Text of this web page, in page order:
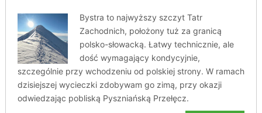
Bystra to najwyższy szczyt Tatr
Zachodnich, położony tuż za granicą
polsko-słowacką. Łatwy technicznie, ale
dość wymagający kondycyjnie,
szczególnie przy wchodzeniu od polskiej strony. W ramach
dzisiejszej wycieczki zdobywam go zimą, przy okazji
odwiedzając pobliską Pyszniańską Przełęcz.